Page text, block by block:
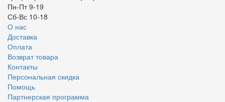
Пн-Пт 9-19
Сб-Вс 10-18
О нас
Доставка
Оплата
Возврат товара
Контакты
Персональная скидка
Помощь
Партнерская программа